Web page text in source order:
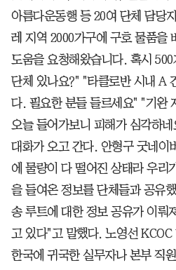
아름다운동행 등 20여 단체 담당
레 지역 2000가구에 구호 물품을
도움을 요청해왔습니다. 혹시
단체 있나요?" "타클로반 시내 A
다. 필요한 분들 들르세요" "기완
오늘 들어가보니 피해가 심각하
대화가 오고 간다. 안형구 굿네이
에 물량이 다 떨어진 상태라 우리
을 들여온 정보를 단체들과 공유
송 루트에 대한 정보 공유가 이뤄
고 있다"고 말했다. 노영선 KCOC
한국에 귀국한 실무자나 본부 직